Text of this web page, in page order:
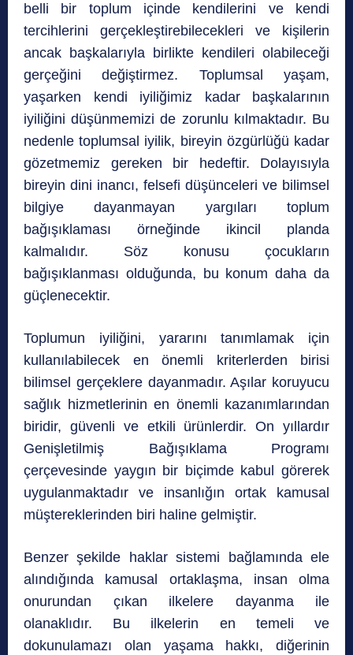
belli bir toplum içinde kendilerini ve kendi
tercihlerini gerçekleştirebilecekleri ve kişilerin
ancak başkalarıyla birlikte kendileri olabileceği
gerçeğini değiştirmez. Toplumsal yaşam,
yaşarken kendi iyiliğimiz kadar başkalarının
iyiliğini düşünmemizi de zorunlu kılmaktadır. Bu
nedenle toplumsal iyilik, bireyin özgürlüğü kadar
gözetmemiz gereken bir hedeftir. Dolayısıyla
bireyin dini inancı, felsefi düşünceleri ve bilimsel
bilgiye dayanmayan yargıları toplum
bağışıklaması örneğinde ikincil planda
kalmalıdır. Söz konusu çocukların
bağışıklanması olduğunda, bu konum daha da
güçlenecektir.
Toplumun iyiliğini, yararını tanımlamak için
kullanılabilecek en önemli kriterlerden birisi
bilimsel gerçeklere dayanmadır. Aşılar koruyucu
sağlık hizmetlerinin en önemli kazanımlarından
biridir, güvenli ve etkili ürünlerdir. On yıllardır
Genişletilmiş Bağışıklama Programı
çerçevesinde yaygın bir biçimde kabul görerek
uygulanmaktadır ve insanlığın ortak kamusal
müştereklerinden biri haline gelmiştir.
Benzer şekilde haklar sistemi bağlamında ele
alındığında kamusal ortaklaşma, insan olma
onurundan çıkan ilkelere dayanma ile
olanaklıdır. Bu ilkelerin en temeli ve
dokunulamazı olan yaşama hakkı, diğerinin